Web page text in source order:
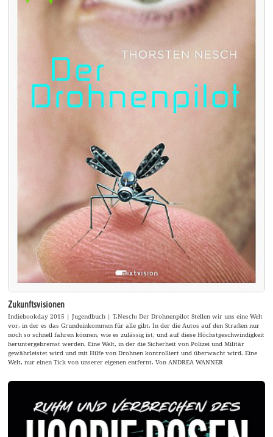
Zukunftsvisionen
Indiebookday 2015 | Jugendbuch | T.Nesch: Der Drohnenpilot Stellen wir uns eine Welt
vor, in der es das Grundeinkommen für alle gibt. In der die Autos auf den Straßen nur
noch so schnell fahren können, wie es zulässig ist, und auf diese Höchstgeschwindigkeit
heruntergebremst werden. Eine Welt, in der die Sicherheit von Polizei und Militär
gewährleistet wird und mit Hilfe von Drohnen kontrolliert und überwacht wird. Eine
Welt, nur einen Tick von unserer eigenen entfernt. Von ANDREA WANNER